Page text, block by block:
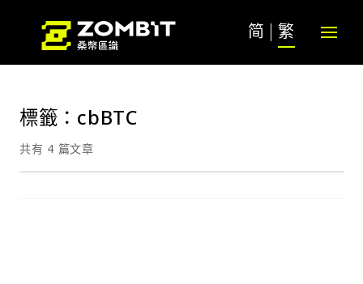
简 繁
標籤：cbBTC
共有 4 篇文章